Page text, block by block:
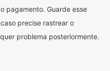
pagamento. Guarde esse
precise rastrear o
problema posteriormente.